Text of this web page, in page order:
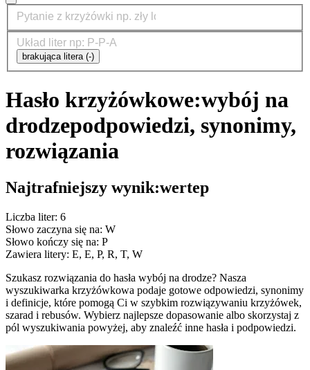
brakująca litera (-)
Hasło krzyżówkowe:wybój na
drodzepodpowiedzi, synonimy,
rozwiązania
Najtrafniejszy wynik:wertep
Liczba liter: 6
Słowo zaczyna się na: W
Słowo kończy się na: P
Zawiera litery: E, E, P, R, T, W
Szukasz rozwiązania do hasła wybój na drodze? Nasza
wyszukiwarka krzyżówkowa podaje gotowe odpowiedzi, synonimy
i definicje, które pomogą Ci w szybkim rozwiązywaniu krzyżówek,
szarad i rebusów. Wybierz najlepsze dopasowanie albo skorzystaj z
pól wyszukiwania powyżej, aby znaleźć inne hasła i podpowiedzi.